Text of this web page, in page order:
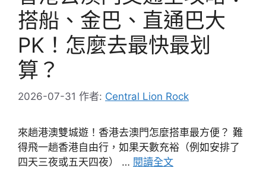
搭船、金巴、直通巴大
PK！怎麼去最快最划
算？
2026-07-31 作者: Central Lion Rock
來趟港澳雙城遊！香港去澳門怎麼搭車最方便？ 難
得飛一趟香港自由行，如果天數充裕（例如安排了
四天三夜或五天四夜） … 閱讀全文